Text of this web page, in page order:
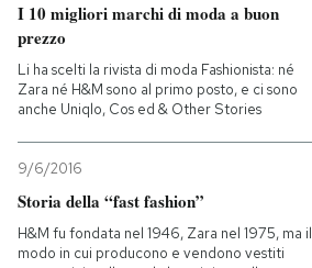
I 10 migliori marchi di moda a buon
prezzo
Li ha scelti la rivista di moda Fashionista: né
Zara né H&M sono al primo posto, e ci sono
anche Uniqlo, Cos ed & Other Stories
9/6/2016
Storia della “fast fashion”
H&M fu fondata nel 1946, Zara nel 1975, ma il
modo in cui producono e vendono vestiti